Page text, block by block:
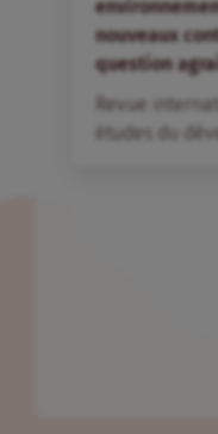
nouveaux
question
Revue
études du